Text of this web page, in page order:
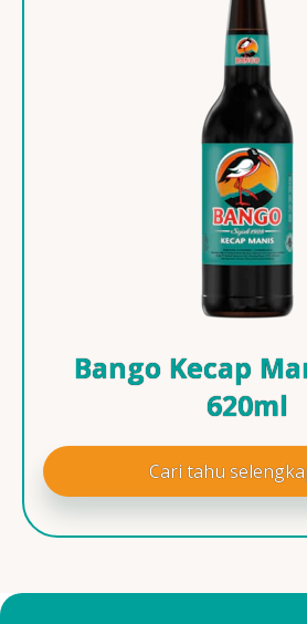
Bango Kecap
620ml
Cari tahu